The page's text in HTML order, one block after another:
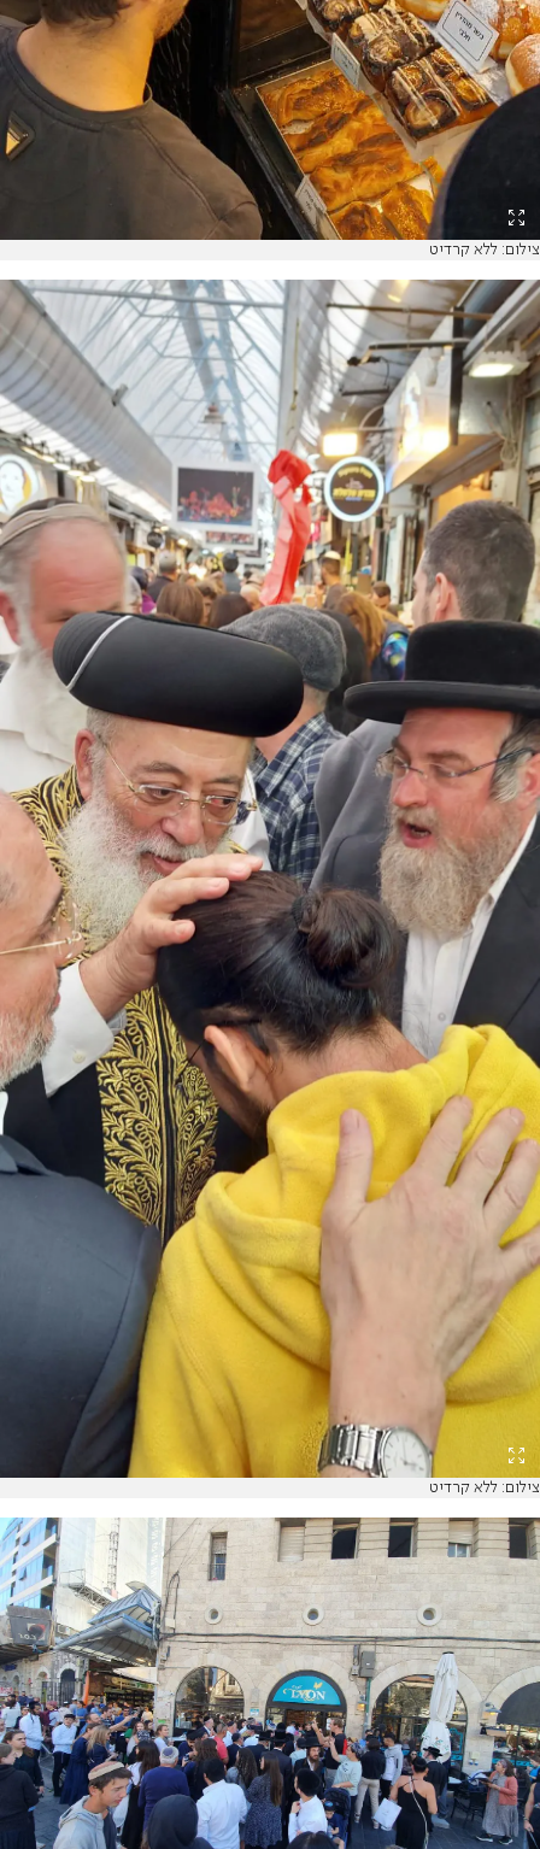
צילום: ללא קרדיט
צילום: ללא קרדיט